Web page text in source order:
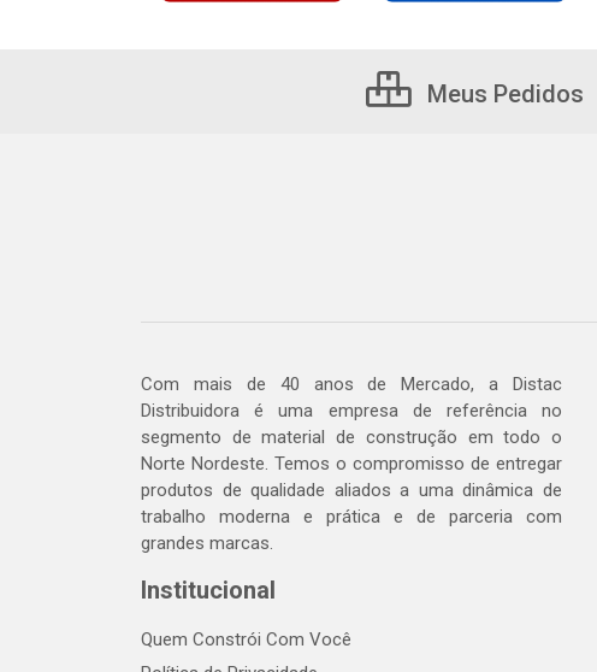
Meus Pedidos
Com mais de 40 anos de Mercado, a Distac
Distribuidora é uma empresa de referência no
segmento de material de construção em todo o
Norte Nordeste. Temos o compromisso de entregar
produtos de qualidade aliados a uma dinâmica de
trabalho moderna e prática e de parceria com
grandes marcas.
Institucional
Quem Constrói Com Você